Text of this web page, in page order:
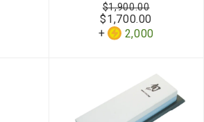
$1,700.00
2,000
$1,900.00